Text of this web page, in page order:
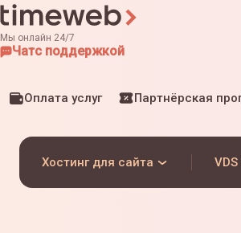
Мы онлайн 24/7
Чатс поддержкой
Оплата услуг Партнёрская
Хостинг для сайта